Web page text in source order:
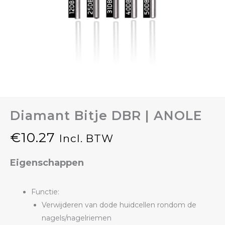
Diamant Bitje DBR | ANOLE
€10.27 Incl. BTW
Eigenschappen
Functie:
Verwijderen van dode huidcellen rondom de
nagels/nagelriemen